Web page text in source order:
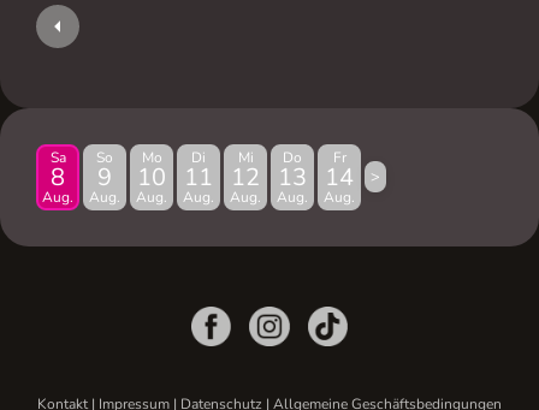
Sa
8
Aug.
So
9
Aug.
Mo
10
Aug.
Di
11
Aug.
Mi
12
Aug.
Do
13
Aug.
Fr
14
Aug.
>
Kontakt| Impressum | Datenschutz | Allgemeine Geschäftsbedingungen